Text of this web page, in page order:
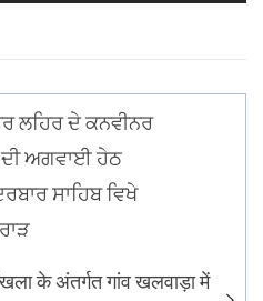
ਲਹਿਰ ਦੇ ਕਨਵੀਨਰ
ਦੀ ਅਗਵਾਈ ਹੇਠ
ਸਾਹਿਬ ਵਿਖੇ
के अंतर्गत गांव खलवाड़ा में